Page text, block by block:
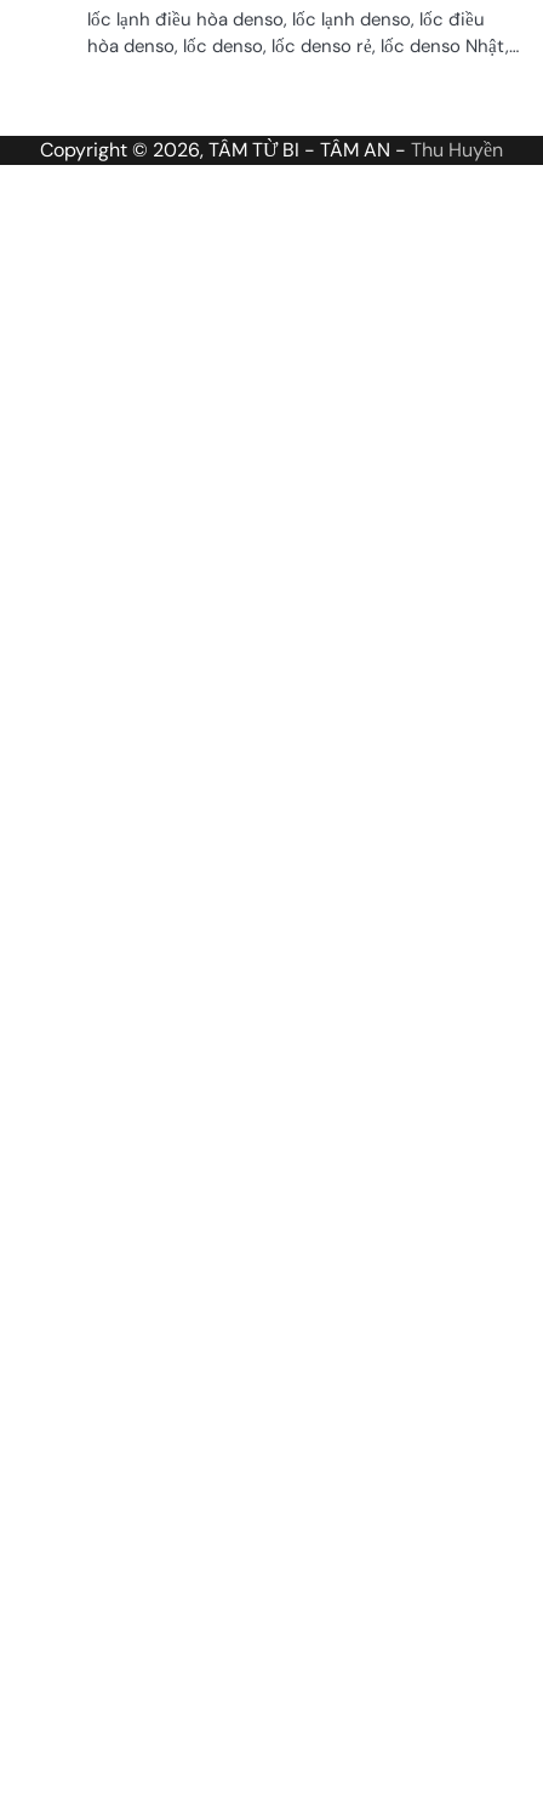
lốc lạnh điều hòa denso, lốc lạnh denso, lốc điều
hòa denso, lốc denso, lốc denso rẻ, lốc denso Nhật,…
Copyright © 2026, TÂM TỪ BI - TÂM AN - Thu Huyền